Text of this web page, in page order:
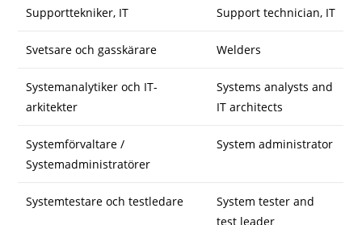
Supporttekniker, IT Support technician, IT
Svetsare och gasskärare Welders
Systemanalytiker och IT-
arkitekter
Systems analysts and
IT architects
Systemförvaltare /
Systemadministratörer
System administrator
Systemtestare och testledare
System tester and
test leader